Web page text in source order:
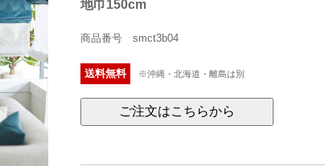
地巾150cm
商品番号 smct3b04
送料無料 ※沖縄・北海道・離島は別
ご注文はこちらから